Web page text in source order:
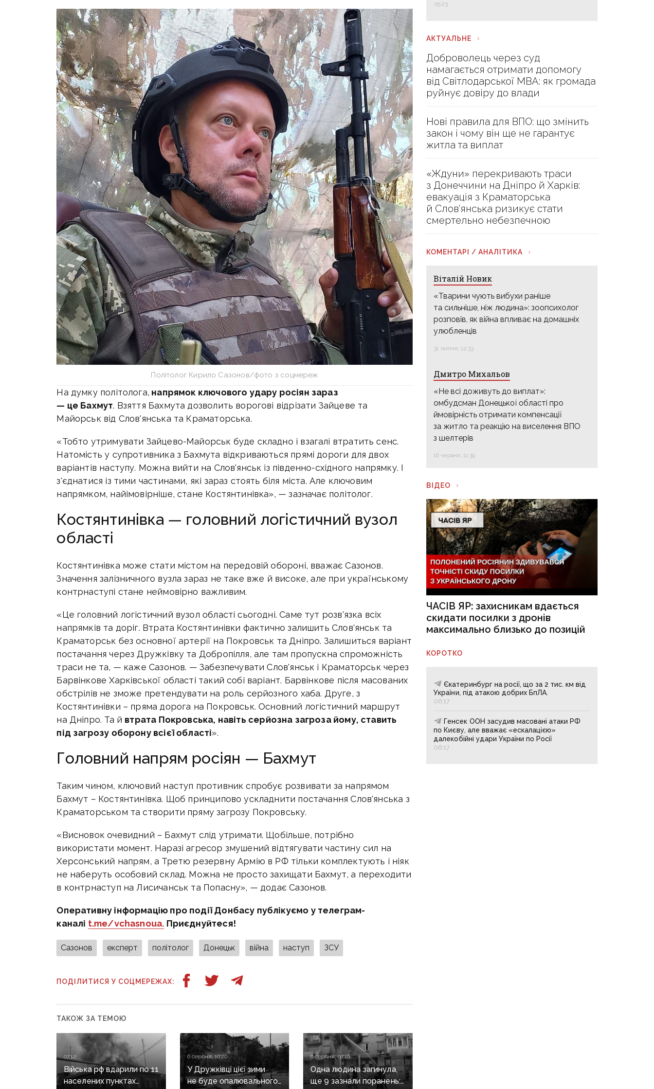
Політолог Кирило Сазонов/фото з соцмереж
На думку політолога, напрямок ключового удару росіян зараз
— це Бахмут. Взяття Бахмута дозволить ворогові відрізати Зайцеве та
Майорськ від Слов'янська та Краматорська.
«Тобто утримувати Зайцево-Майорськ буде складно і взагалі втратить сенс.
Натомість у супротивника з Бахмута відкриваються прямі дороги для двох
варіантів наступу. Можна вийти на Слов'янськ із південно-східного напрямку. І
з'єднатися із тими частинами, які зараз стоять біля міста. Але ключовим
напрямком, найімовірніше, стане Костянтинівка», — зазначає політолог.
Костянтинівка — головний логістичний вузол
області
Костянтинівка може стати містом на передовій обороні, вважає Сазонов.
Значення залізничного вузла зараз не таке вже й високе, але при українському
контрнаступі стане неймовірно важливим.
«Це головний логістичний вузол області сьогодні. Саме тут розв'язка всіх
напрямків та доріг. Втрата Костянтинівки фактично залишить Слов'янськ та
Краматорськ без основної артерії на Покровськ та Дніпро. Залишиться варіант
постачання через Дружківку та Добропілля, але там пропускна спроможність
траси не та, — каже Сазонов. — Забезпечувати Слов'янськ і Краматорськ через
Барвінкове Харківської області такий собі варіант. Барвінкове після масованих
обстрілів не зможе претендувати на роль серйозного хаба. Друге, з
Костянтинівки – пряма дорога на Покровськ. Основний логістичний маршрут
на Дніпро. Та й втрата Покровська, навіть серйозна загроза йому, ставить
під загрозу оборону всієї області».
Головний напрям росіян — Бахмут
Таким чином, ключовий наступ противник спробує розвивати за напрямом
Бахмут – Костянтинівка. Щоб принципово ускладнити постачання Слов'янська з
Краматорськом та створити пряму загрозу Покровську.
«Висновок очевидний – Бахмут слід утримати. Щобільше, потрібно
використати момент. Наразі агресор змушений відтягувати частину сил на
Херсонський напрям, а Третю резервну Армію в РФ тільки комплектують і ніяк
не наберуть особовий склад. Можна не просто захищати Бахмут, а переходити
в контрнаступ на Лисичанськ та Попасну», — додає Сазонов.
Оперативну інформацію про події Донбасу публікуємо у телеграм-
каналі t.me/vchasnoua. Приєднуйтеся!
Сазонов експерт політолог Донецьк війна наступ ЗСУ
ПОДІЛИТИСЯ У СОЦМЕРЕЖАХ:
ТАКОЖ ЗА ТЕМОЮ
07:12
Війська рф вдарили по 11
населених пунктах
6 серпня, 10:20
У Дружківці цієї зими
не буде опалювального
6 серпня, 07:16
Одна людина загинула,
ще 9 зазнали поранень:
05:23
АКТУАЛЬНЕ
Доброволець через суд
намагається отримати допомогу
від Світлодарської МВА: як громада
руйнує довіру до влади
Нові правила для ВПО: що змінить
закон і чому він ще не гарантує
житла та виплат
«Ждуни» перекривають траси
з Донеччини на Дніпро й Харків:
евакуація з Краматорська
й Слов’янська ризикує стати
смертельно небезпечною
КОМЕНТАРІ / АНАЛІТИКА
Віталій Новик
«Тварини чують вибухи раніше
та сильніше, ніж людина»: зоопсихолог
розповів, як війна впливає на домашніх
улюбленців
31 липня, 12:33
Дмитро Михальов
«Не всі доживуть до виплат»:
омбудсман Донецької області про
ймовірність отримати компенсації
за житло та реакцію на виселення ВПО
з шелтерів
16 червня, 11:39
ВІДЕО
ЧАСІВ ЯР: захисникам вдається
скидати посилки з дронів
максимально близько до позицій
КОРОТКО
Єкатеринбург на росії, що за 2 тис. км від
України, під атакою добрих БпЛА.
06:17
Генсек ООН засудив масовані атаки РФ
по Києву, але вважає «ескалацією»
далекобійні удари України по Росії
06:17